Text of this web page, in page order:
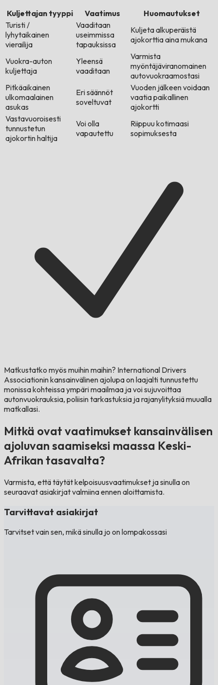
Kuljettajan tyyppi
Vaatimus
Huomautukset
Turisti /
lyhytaikainen
vierailija
Vaaditaan
useimmissa
tapauksissa
Kuljeta alkuperäistä
ajokorttia aina mukana
Vuokra-auton
kuljettaja
Yleensä
vaaditaan
Varmista
myöntäjäviranomainen
autovuokraamostasi
Pitkäaikainen
ulkomaalainen
asukas
Eri säännöt
soveltuvat
Vuoden jälkeen voidaan
vaatia paikallinen
ajokortti
Vastavuoroisesti
tunnustetun
ajokortin haltija
Voi olla
vapautettu
Riippuu kotimaasi
sopimuksesta
Matkustatko myös muihin maihin? International Drivers
Associationin kansainvälinen ajolupa on laajalti tunnustettu
monissa kohteissa ympäri maailmaa ja voi sujuvoittaa
autonvuokrauksia, poliisin tarkastuksia ja rajanylityksiä muualla
matkallasi.
Mitkä ovat vaatimukset kansainvälisen
ajoluvan saamiseksi maassa Keski-
Afrikan tasavalta?
Varmista, että täytät kelpoisuusvaatimukset ja sinulla on
seuraavat asiakirjat valmiina ennen aloittamista.
Tarvittavat asiakirjat
Tarvitset vain sen, mikä sinulla jo on lompakossasi